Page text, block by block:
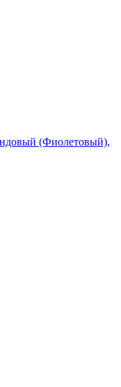
(Фиолетовый),